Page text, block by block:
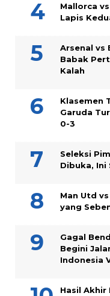
Mallorca
Lapis
Arsenal vs
Babak
Kalah
Klasemen
Garuda
0-3
Seleksi
Dibuka, Ini
Man Utd
yang
Gagal
Begini
Indonesia
Hasil Akhir